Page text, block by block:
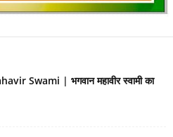
Swami | भगवान महावीर स्वामी का